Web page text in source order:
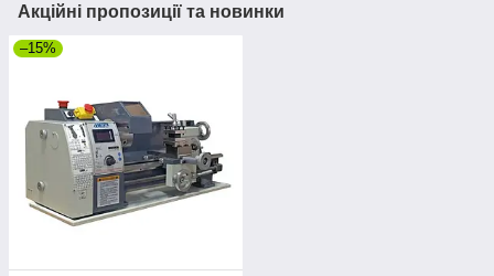
Акційні пропозиції та новинки
–15%